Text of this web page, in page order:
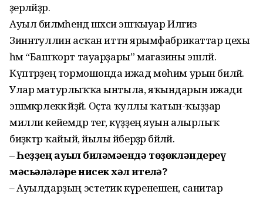
әҙерләйҙәр.
Ауыл биләмәһендә шәхси эшҡыуар Илгиз
Зиннәтуллин асҡан иттән ярымфабрикаттар цехы
һәм “Башҡорт тауарҙары” магазины эшләй.
Күптәрҙең тормошонда ижад мөһим урын биләй.
Улар матурлыҡҡа ынтыла, яҡындарын ижади
эшмәкәрлеккә әйҙәй. Оҫта ҡуллы ҡатын-ҡыҙҙар
милли кейемдәр тегә, күҙҙең яуын алырлыҡ
биҙәктәр ҡайый, йылы әйберҙәр бәйләй.
– Һеҙҙең ауыл биләмәһендә төҙөкләндереү
мәсьәләләре нисек хәл ителә?
– Ауылдарҙың эстетик күренешен, санитар